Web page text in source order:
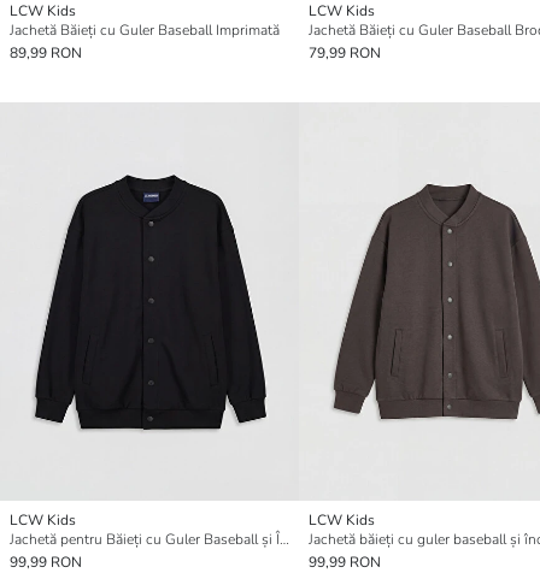
LCW Kids
Jachetă Băieți cu Guler Baseball Imprimată
89,99 RON
LCW Kids
Jachetă Băieți cu Guler Baseball
79,99 RON
LCW Kids
Jachetă pentru Băieți cu Guler Baseball și Închidere cu Capse
99,99 RON
LCW Kids
99,99 RON